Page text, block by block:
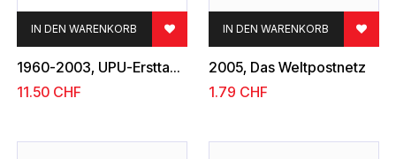
1960-2003, UPU-Ersttag-Belege-Kollektion
IN DEN WARENKORB
11.50 CHF
2005, Das Weltpostnetz
IN DEN WARENKORB
1.79 CHF